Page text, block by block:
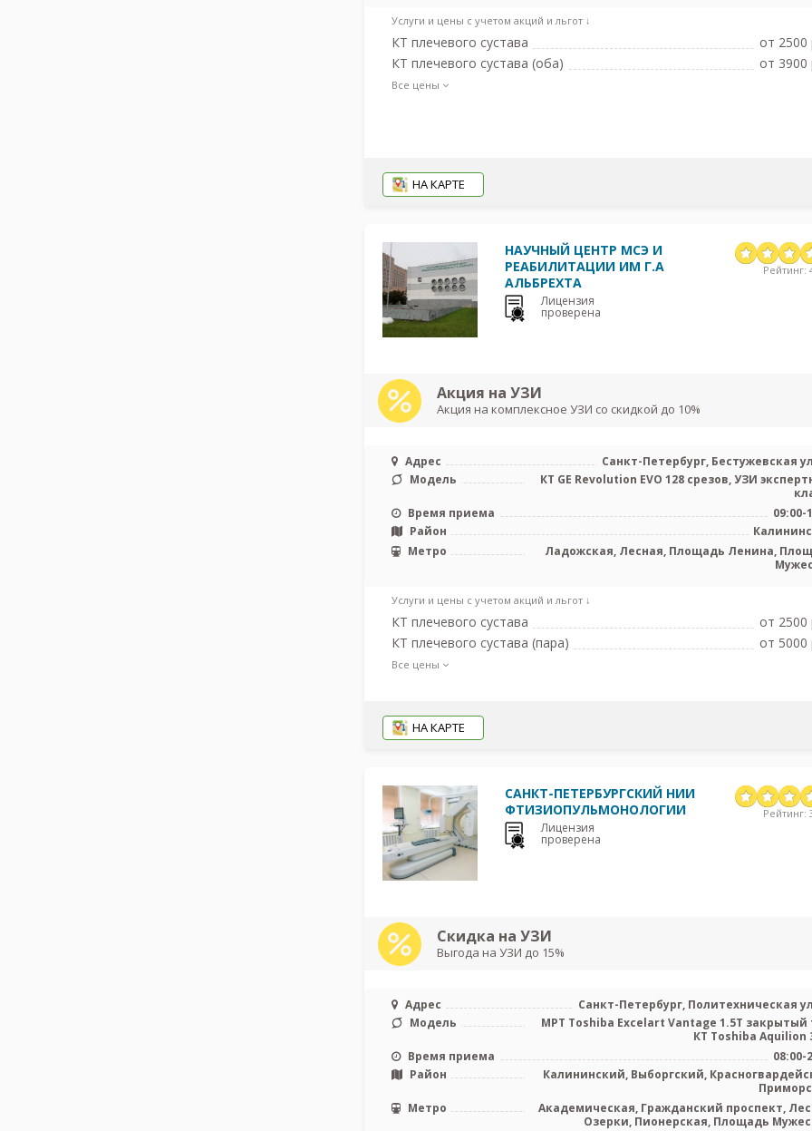
Услуги и цены с учетом акций и льгот ↓
КТ плечевого сустава
от 2500
КТ плечевого сустава (оба)
от 3900
Все цены
НА КАРТЕ
НАУЧНЫЙ ЦЕНТР МСЭ И
РЕАБИЛИТАЦИИ ИМ Г.А
АЛЬБРЕХТА
Лицензия
проверена
Рейтинг:
Акция на УЗИ
Акция на комплексное УЗИ со скидкой до 10%
Адрес
Санкт-Петербург, Бестужевская
Модель
КТ GE Revolution EVO 128 срезов, УЗИ
Время приема
09:00-
Район
Метро
Ладожская, Лесная, Площадь Ленина,
Услуги и цены с учетом акций и льгот ↓
КТ плечевого сустава
от 2500
КТ плечевого сустава (пара)
от 5000
Все цены
НА КАРТЕ
САНКТ-ПЕТЕРБУРГСКИЙ НИИ
ФТИЗИОПУЛЬМОНОЛОГИИ
Лицензия
проверена
Рейтинг:
Скидка на УЗИ
Выгода на УЗИ до 15%
Адрес
Санкт-Петербург, Политехническая
Модель
МРТ Toshiba Excelart Vantage 1.5T закрытый
КТ Toshiba Aquilion
Время приема
08:00-
Район
Калининский, Выборгский,
Метро
Академическая, Гражданский проспект,
Озерки, Пионерская, Площадь